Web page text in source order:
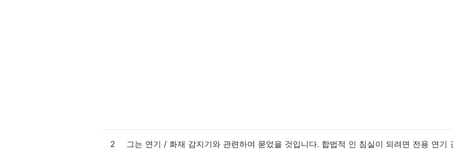
2
그는 연기 / 화재 감지기와 관련하여 묻었을 것입니다. 합법적 인 침실이 되려면 전용 연기